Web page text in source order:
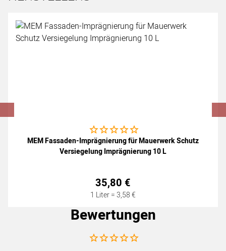
Noch keine Bewertungen abgegeben
MEM Fassaden-Imprägnierung für Mauerwerk Schutz
Versiegelung Imprägnierung 10 L
35,80 €
1 Liter =3,58€
Bewertungen
Noch keine Bewertungen abgegeben